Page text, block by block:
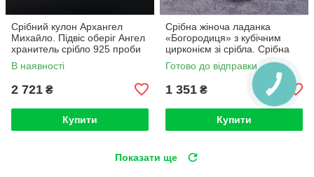
Срібний кулон Архангел
Михайло. Підвіс оберіг Ангел
хранитель срібло 925 проби
В наявності
2 721 ₴
Купити
Срібна жіноча ладанка
«Богородиця» з кубічним
цирконієм зі срібла. Срібна
жіноча ікона-кулон 925 проби
Готово до відправки
1 351 ₴
Купити
Показати ще